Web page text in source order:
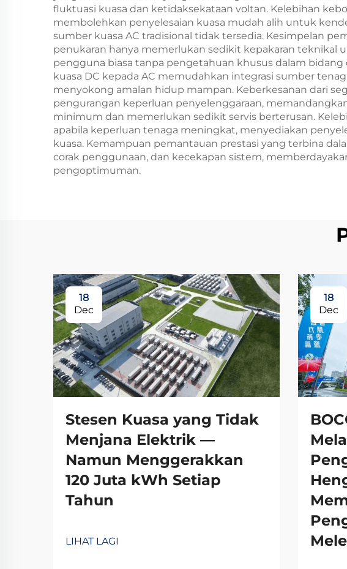
fluktuasi kuasa dan ketidaksekataan voltan. Kelebihan
membolehkan penyelesaian kuasa mudah alih untuk
sumber kuasa AC tradisional tidak tersedia. Kesimpelan
penukaran hanya memerlukan sedikit kepakaran teknikal
pengguna biasa tanpa pengetahuan khusus dalam
kuasa DC kepada AC memudahkan integrasi sumber
menyokong amalan hidup mampan. Keberkesanan dari
pengurangan keperluan penyelenggaraan,
minimum dan memerlukan sedikit servis berterusan.
apabila keperluan tenaga meningkat, menyediakan
kuasa. Kemampuan pemantauan prestasi yang terbina
corak penggunaan, dan kecekapan sistem,
pengoptimuman.
18
Dec
Stesen Kuasa yang Tidak
Menjana Elektrik —
Namun Menggerakkan
120 Juta kWh Setiap
Tahun
LIHAT LAGI
18
Dec